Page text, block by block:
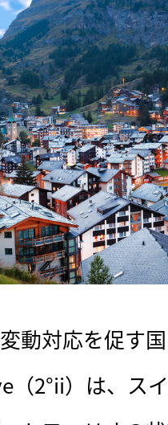
動対応を促す
2°ii）は、ス